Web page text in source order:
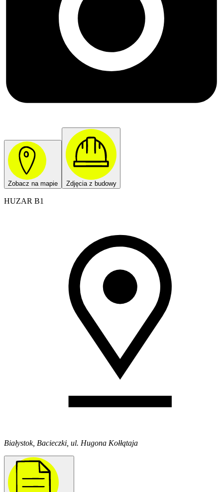
Zobacz na mapie Zdjęcia z budowy
HUZAR B1
Białystok, Bacieczki, ul. Hugona Kołłątaja